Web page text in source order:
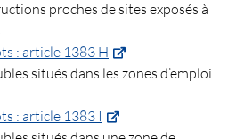
proches de sites exposés à
: article 1383 H
situés dans les zones d’emploi
: article 1383 I